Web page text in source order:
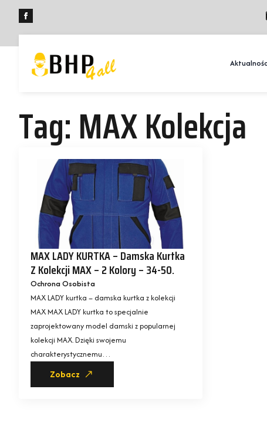
Tag:MAX Kolekcja
MAX LADY KURTKA – Damska Kurtka
Z Kolekcji MAX – 2 Kolory – 34-50.
Ochrona Osobista
MAX LADY kurtka – damska kurtka z kolekcji
MAX MAX LADY kurtka to specjalnie
zaprojektowany model damski z popularnej
kolekcji MAX. Dzięki swojemu
charakterystycznemu…
Zobacz